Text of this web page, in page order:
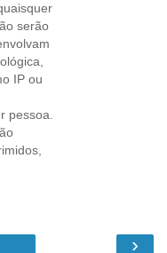
serão
IP ou
pessoa.
›